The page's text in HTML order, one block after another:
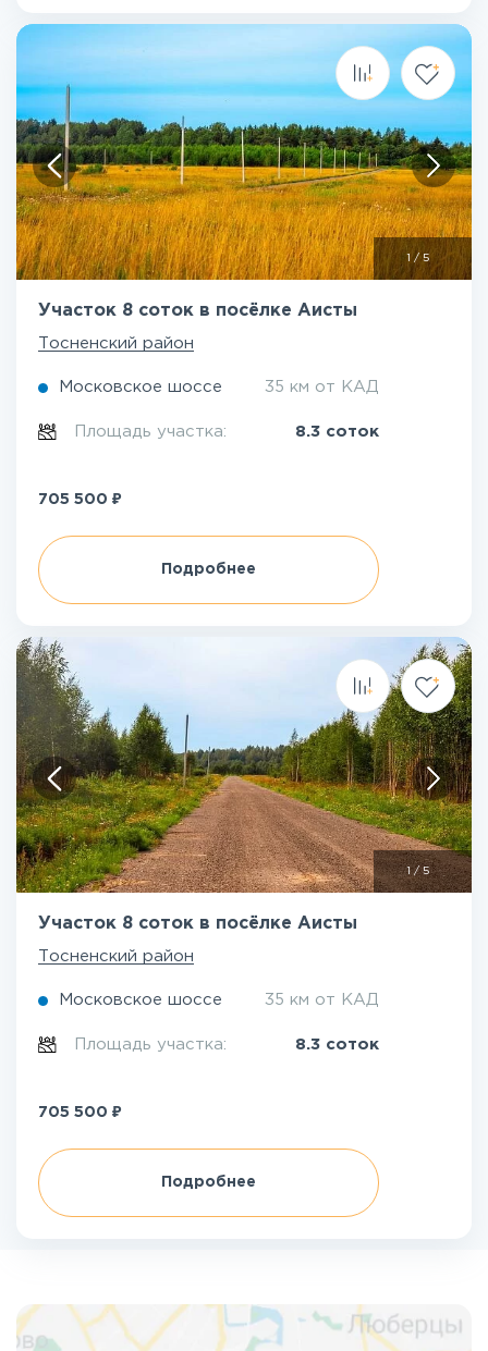
/ 5
Участок 8 соток в посёлке Аисты
Тосненский район
Московское шоссе 35 км от КАД
Площадь участка: 8.3 соток
705 500 ₽
Подробнее
1/ 5
Участок 8 соток в посёлке Аисты
Тосненский район
Московское шоссе 35 км от КАД
Площадь участка: 8.3 соток
705 500 ₽
Подробнее